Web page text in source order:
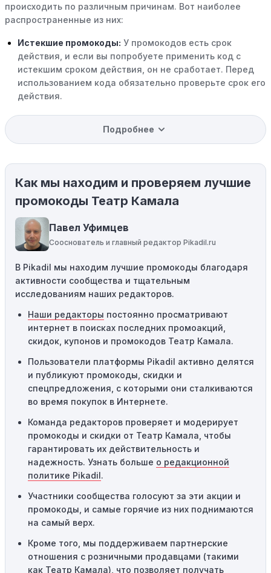
происходить по различным причинам. Вот наиболее
распространенные из них:
Истекшие промокоды: У промокодов есть срок
действия, и если вы попробуете применить код с
истекшим сроком действия, он не сработает. Перед
использованием кода обязательно проверьте срок его
действия.
Уже со скидкой:В некоторых случаях интересующий
вас товар может быть уже со скидкой. Некоторые
магазины предлагают скидки и акции напрямую, без
Ограничения на использование промокода:
Некоторые промокоды распространяются только на
определенные товары, бренды или категории. Если вы
пытаетесь применить код к товару, не
соответствующему критериям, он не сработает.
промокоды требуют соблюдения минимального
порога покупки, чтобы получить право на скидку. Если
сумма в корзине не соответствует указанному порогу,
код не сработает.
Географические ограничения:Действие некоторых
промокодов может быть ограничено определенными
местами или регионами. Если вы находитесь за
пределами указанного региона, то код не будет
применяться.
предназначены только для однократного
использования. Если код уже был использован кем-то
другим, он не будет действовать повторно.
Технические сбои:
привести к неработоспособности кодов промокодов. В
таких случаях следует обратиться за помощью в
службу поддержки.
Подробнее
Как мы находим и проверяем лучшие
промокоды Театр Камала
Павел Уфимцев
Сооснователь и главный редактор Pikadil.ru
В Pikadil мы находим лучшие промокоды благодаря
активности сообщества и тщательным
исследованиям наших редакторов.
Наши редакторы постоянно просматривают
интернет в поисках последних промоакций,
скидок, купонов и промокодов Театр Камала.
Пользователи платформы Pikadil активно делятся
и публикуют промокоды, скидки и
спецпредложения, с которыми они сталкиваются
во время покупок в Интернете.
Команда редакторов проверяет и модерирует
промокоды и скидки от Театр Камала, чтобы
гарантировать их действительность и
надежность. Узнать больше о редакционной
политике Pikadil.
Участники сообщества голосуют за эти акции и
промокоды, и самые горячие из них поднимаются
на самый верх.
Кроме того, мы поддерживаем партнерские
отношения с розничными продавцами (такими
как Театр Камала), что позволяет получать